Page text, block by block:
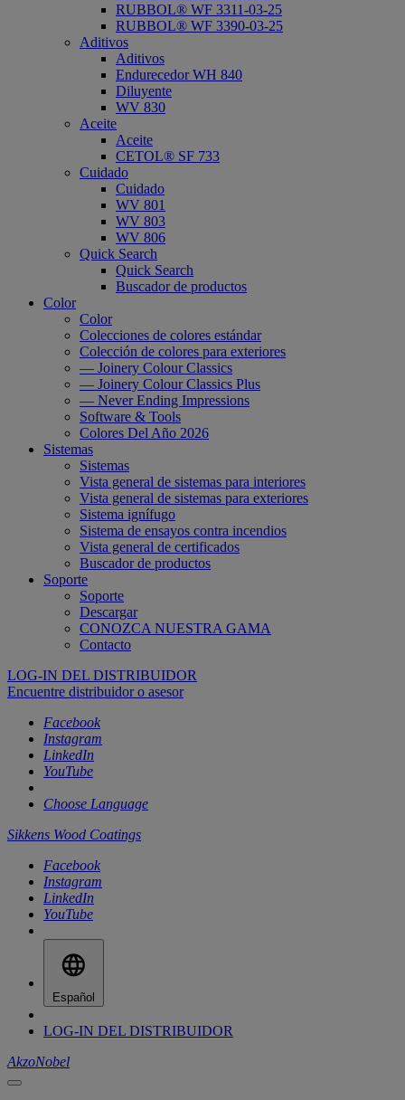
RUBBOL® WF 3311-03-25
RUBBOL® WF 3390-03-25
Aditivos
Aditivos
Endurecedor WH 840
Diluyente
WV 830
Aceite
Aceite
CETOL® SF 733
Cuidado
Cuidado
WV 801
WV 803
WV 806
Quick Search
Quick Search
Buscador de productos
Color
Color
Colecciones de colores estándar
Colección de colores para exteriores
— Joinery Colour Classics
— Joinery Colour Classics Plus
— Never Ending Impressions
Software & Tools
Colores Del Año 2026
Sistemas
Sistemas
Vista general de sistemas para interiores
Vista general de sistemas para exteriores
Sistema ignífugo
Sistema de ensayos contra incendios
Vista general de certificados
Buscador de productos
Soporte
Soporte
Descargar
CONOZCA NUESTRA GAMA
Contacto
LOG-IN DEL DISTRIBUIDOR
Encuentre distribuidor o asesor
Facebook
Instagram
LinkedIn
YouTube
Choose Language
Sikkens Wood Coatings
Facebook
Instagram
LinkedIn
YouTube
Español
LOG-IN DEL DISTRIBUIDOR
AkzoNobel